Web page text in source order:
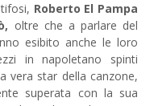
Roberto El Pampa
oltre che a parlare del
esibito anche le loro
in napoletano spinti
vera star della canzone,
superata con la sua